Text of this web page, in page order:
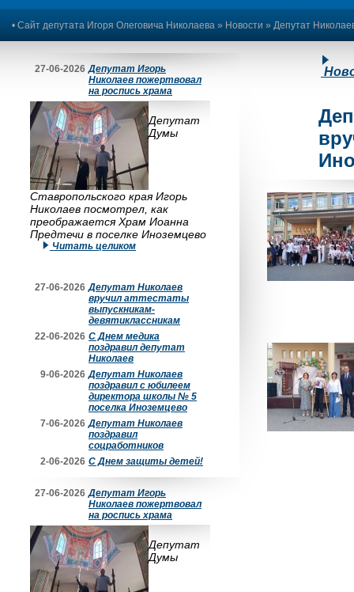
• Сайт депутата Игоря Олеговича Николаева » Новости » Депутат
27-06-2026 Депутат Игорь
Николаев пожертвовал
на роспись храма
Депутат
Думы
Ставропольского края Игорь
Николаев посмотрел, как
преображается Храм Иоанна
Предтечи в поселке Иноземцево
Читать целиком
27-06-2026 Депутат Николаев
вручил аттестаты
выпускникам-
девятиклассникам
22-06-2026 С Днем медика
поздравил депутат
Николаев
9-06-2026 Депутат Николаев
поздравил с юбилеем
директора школы № 5
поселка Иноземцево
7-06-2026 Депутат Николаев
поздравил
соцработников
2-06-2026 С Днем защиты детей!
27-06-2026 Депутат Игорь
Николаев пожертвовал
на роспись храма
Депутат
Думы